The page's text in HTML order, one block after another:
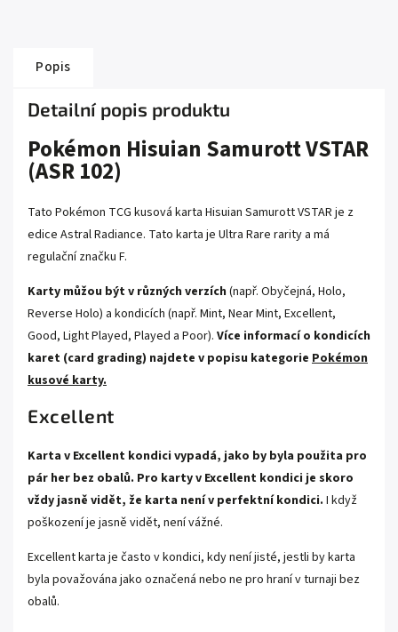
Popis
Detailní popis produktu
Pokémon Hisuian Samurott VSTAR
(ASR 102)
Tato Pokémon TCG kusová karta Hisuian Samurott VSTAR je z
edice Astral Radiance. Tato karta je Ultra Rare rarity a má
regulační značku F.
Karty můžou být v různých verzích (např. Obyčejná, Holo,
Reverse Holo) a kondicích (např. Mint, Near Mint, Excellent,
Good, Light Played, Played a Poor). Více informací o kondicích
karet (card grading) najdete v popisu kategorie Pokémon
kusové karty.
Excellent
Karta v Excellent kondici vypadá, jako by byla použita pro
pár her bez obalů. Pro karty v Excellent kondici je skoro
vždy jasně vidět, že karta není v perfektní kondici. I když
poškození je jasně vidět, není vážné.
Excellent karta je často v kondici, kdy není jisté, jestli by karta
byla považována jako označená nebo ne pro hraní v turnaji bez
obalů.